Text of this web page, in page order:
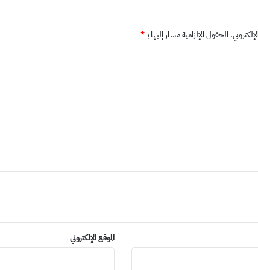
الحقول الإلزامية مشار إليها بـ*
الموقع الإلكتروني